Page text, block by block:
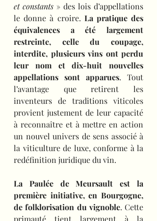
et constants » des lois d’appellations
le donne à croire. La pratique des
équivalences a été largement
restreinte, celle du coupage,
interdite, plusieurs vins ont perdu
leur nom et dix-huit nouvelles
appellations sont apparues. Tout
l’avantage que retirent les
inventeurs de traditions viticoles
provient justement de leur capacité
à reconnaître et à mettre en action
un nouvel univers de sens associé à
la viticulture de luxe, conforme à la
redéfinition juridique du vin.
La Paulée de Meursault est la
première initiative, en Bourgogne,
de folklorisation du vignoble. Cette
primauté tient largement à la